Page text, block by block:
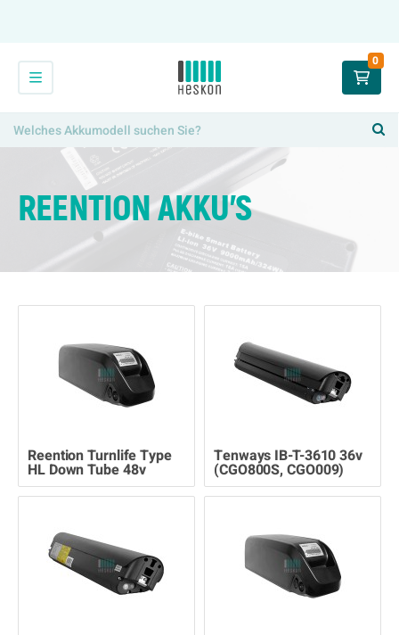
0
REENTION AKKU'S
Reention Turnlife Type
HL Down Tube 48v
Tenways IB-T-3610 36v
(CGO800S, CGO009)